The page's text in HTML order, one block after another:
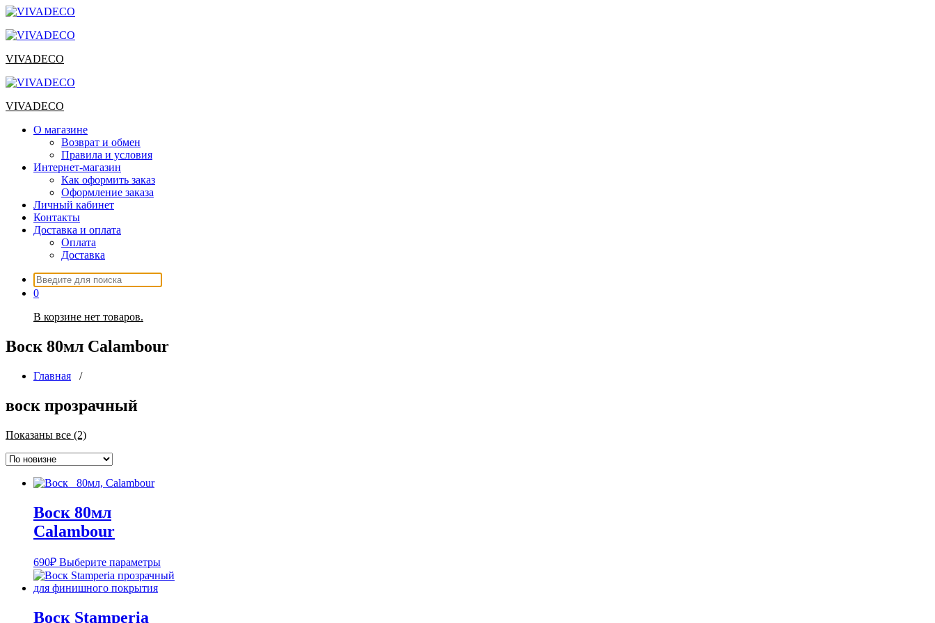
Перейти
содержимому
VIVADECO
VIVADECO
О магазине
Возврат и обмен
Правила и условия
Интернет-магазин
Как оформить заказ
Оформление заказа
Личный кабинет
Контакты
Доставка и оплата
Оплата
Доставка
Искать:
0
В корзине нет товаров.
Воск 80мл Calambour
Главная /
воск прозрачный
Показаны все (2)Сортировка:
недавние
Воск 80мл
Calambour
690₽ Выберите параметрыЭтот
товар
имеет
Воск Stamperia